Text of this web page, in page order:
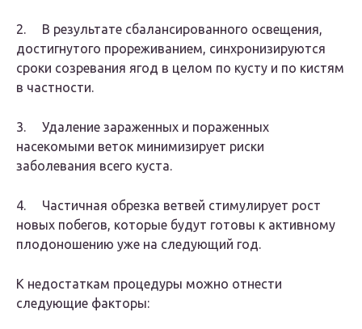
2. В результате сбалансированного освещения,
достигнутого прореживанием, синхронизируются
сроки созревания ягод в целом по кусту и по кистям
в частности.
3. Удаление зараженных и пораженных
насекомыми веток минимизирует риски
заболевания всего куста.
4. Частичная обрезка ветвей стимулирует рост
новых побегов, которые будут готовы к активному
плодоношению уже на следующий год.
К недостаткам процедуры можно отнести
следующие факторы: